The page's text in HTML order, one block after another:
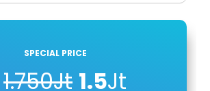
SPECIAL PRICE
1.750Jt 1.5Jt